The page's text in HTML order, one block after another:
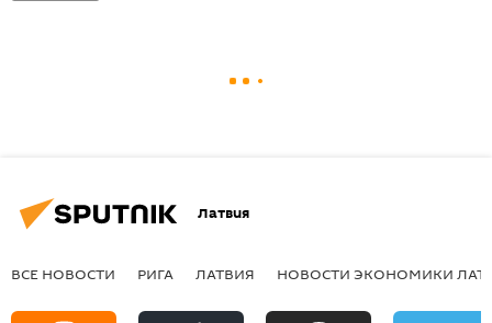
Латвия
ВСЕ НОВОСТИ РИГА ЛАТВИЯ НОВОСТИ ЭКОНОМИКИ